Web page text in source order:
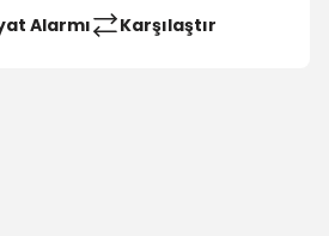
Alarmı Karşılaştır